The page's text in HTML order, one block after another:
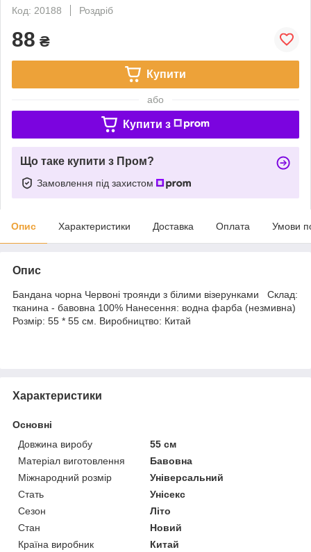
Код: 20188
Роздріб
88 ₴
Купити
або
Купити з
Що таке купити з Пром?
Замовлення під захистом
Опис Характеристики Доставка Оплата Умови
Опис
Бандана чорна Червоні троянди з білими візерунками Склад:
тканина - бавовна 100% Нанесення: водна фарба (незмивна)
Розмір: 55 * 55 см. Виробництво: Китай
Характеристики
Основні
Довжина виробу
55 см
Матеріал виготовлення
Бавовна
Міжнародний розмір
Універсальний
Стать
Унісекс
Сезон
Літо
Стан
Новий
Країна виробник
Китай